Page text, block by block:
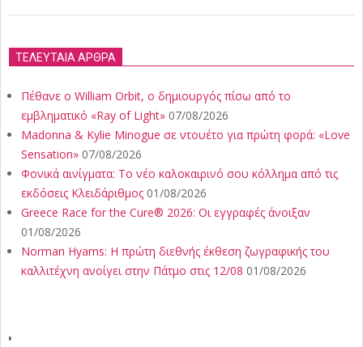
ΤΕΛΕΥΤΑΙΑ ΑΡΘΡΑ
Πέθανε ο William Orbit, ο δημιουργός πίσω από το
εμβληματικό «Ray of Light» 07/08/2026
Madonna & Kylie Minogue σε ντουέτο για πρώτη φορά: «Love
Sensation» 07/08/2026
Φονικά αινίγματα: Το νέο καλοκαιρινό σου κόλλημα από τις
εκδόσεις Κλειδάριθμος 01/08/2026
Greece Race for the Cure® 2026: Οι εγγραφές άνοιξαν
01/08/2026
Norman Hyams: Η πρώτη διεθνής έκθεση ζωγραφικής του
καλλιτέχνη ανοίγει στην Πάτμο στις 12/08 01/08/2026